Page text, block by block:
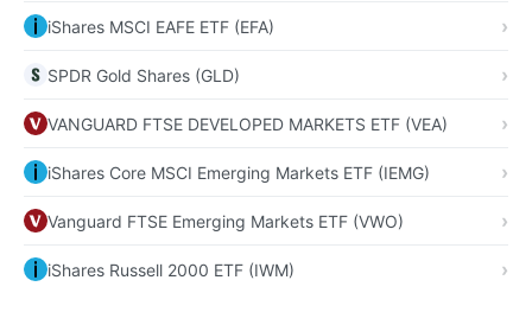
iShares MSCI EAFE ETF (EFA)
SPDR Gold Shares (GLD)
VANGUARD FTSE DEVELOPED MARKETS ETF (VEA)
iShares Core MSCI Emerging Markets ETF (IEMG)
Vanguard FTSE Emerging Markets ETF (VWO)
iShares Russell 2000 ETF (IWM)